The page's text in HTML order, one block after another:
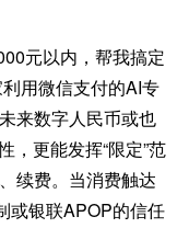
元以内，帮我搞定
用微信支付的AI专
来数字人民币或也
，更能发挥“限定”范
续费。当消费触达
或银联APOP的信任